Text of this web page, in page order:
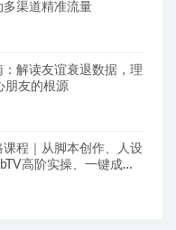
渠道精准流量
解读友谊衰退数据，理
朋友的根源
程｜从脚本创作、人设
高阶实操、一键成片